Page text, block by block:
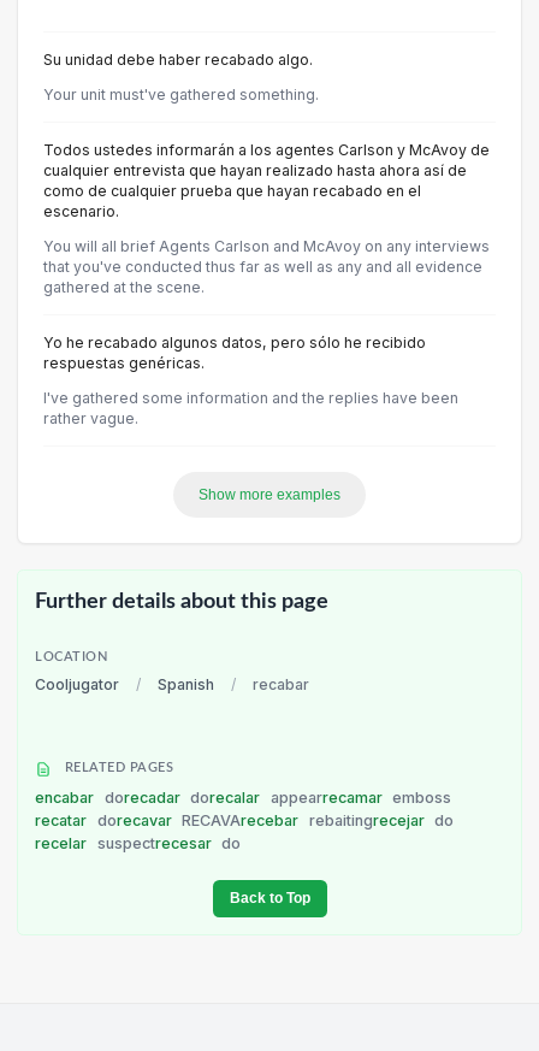
Su unidad debe haber recabado algo.
Your unit must've gathered something.
Todos ustedes informarán a los agentes Carlson y McAvoy de
cualquier entrevista que hayan realizado hasta ahora así de
como de cualquier prueba que hayan recabado en el
escenario.
You will all brief Agents Carlson and McAvoy on any interviews
that you've conducted thus far as well as any and all evidence
gathered at the scene.
Yo he recabado algunos datos, pero sólo he recibido
respuestas genéricas.
I've gathered some information and the replies have been
rather vague.
Show more examples
Further details about this page
LOCATION
Cooljugator / Spanish / recabar
RELATED PAGES
encabar dorecadar dorecalar appearrecamar emboss
recatar dorecavar RECAVArecebar rebaitingrecejar do
recelar suspectrecesar do
Back to Top